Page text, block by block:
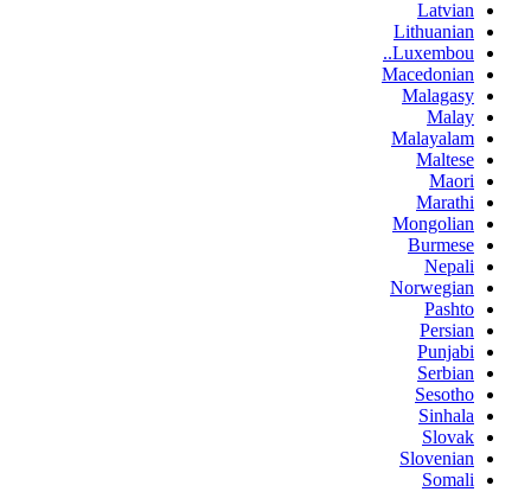
Latvian
Lithuanian
Luxembou..
Macedonian
Malagasy
Malay
Malayalam
Maltese
Maori
Marathi
Mongolian
Burmese
Nepali
Norwegian
Pashto
Persian
Punjabi
Serbian
Sesotho
Sinhala
Slovak
Slovenian
Somali